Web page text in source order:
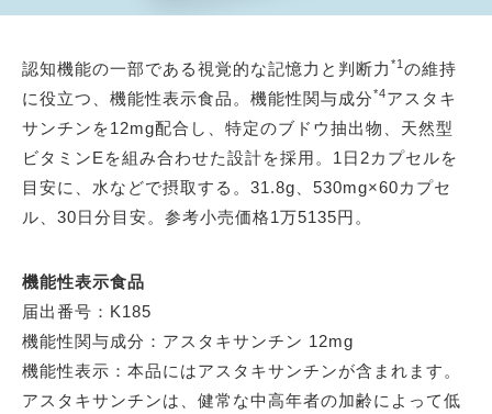
認知機能の一部である視覚的な記憶力と判断力 *1 の維持
に役立つ、機能性表示食品。機能性関与成分*4アスタキ
サンチンを12mg配合し、特定のブドウ抽出物、天然型
ビタミンEを組み合わせた設計を採用。1日2カプセルを
目安に、水などで摂取する。31.8g、530mg×60カプセ
ル、30日分目安。参考小売価格1万5135円。
機能性表示食品
届出番号：K185
機能性関与成分：アスタキサンチン 12mg
機能性表示：本品にはアスタキサンチンが含まれます。
アスタキサンチンは、健常な中高年者の加齢によって低